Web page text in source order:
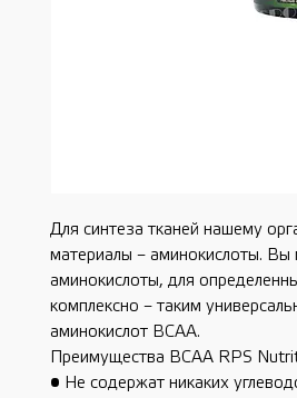
Для синтеза тканей нашему
материалы – аминокислоты.
аминокислоты, для
комплексно – таким
аминокислот BCAA.
Преимущества ВСАА RPS
• Не содержат никаких